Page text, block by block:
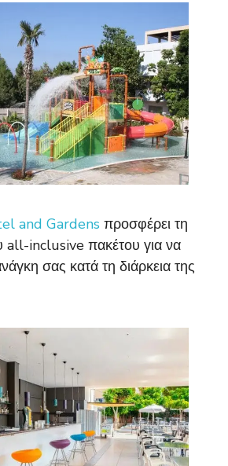
and Gardens προσφέρει τη
all-inclusive πακέτου για να
σας κατά τη διάρκεια της